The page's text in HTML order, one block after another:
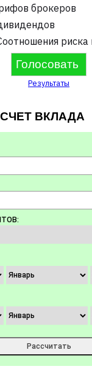
брокеров
риска
Результаты
ВКЛАДА